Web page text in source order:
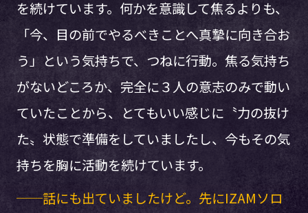
を続けています。何かを意識して焦るよりも、
「今、目の前でやるべきことへ真摯に向き合お
う」という気持ちで、つねに行動。焦る気持ち
がないどころか、完全に３人の意志のみで動い
ていたことから、とてもいい感じに〝力の抜け
た〟状態で準備をしていましたし、今もその気
持ちを胸に活動を続けています。
──話にも出ていましたけど。先にIZAMソロ